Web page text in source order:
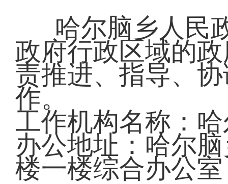
哈尔脑乡人民
政府行政区域的
责推进、指导、
作。
工作机构名称：
办公地址：哈尔
楼一楼综合办公室